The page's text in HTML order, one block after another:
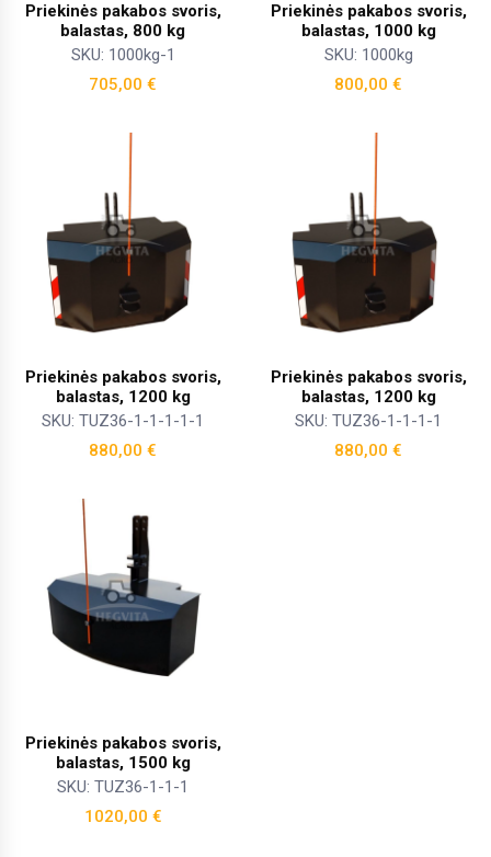
Priekinės pakabos svoris,
balastas, 800 kg
SKU: 1000kg-1
705,00 €
Priekinės pakabos svoris,
balastas, 1000 kg
SKU: 1000kg
800,00 €
Priekinės pakabos svoris,
balastas, 1200 kg
SKU: TUZ36-1-1-1-1-1
880,00 €
Priekinės pakabos svoris,
balastas, 1200 kg
SKU: TUZ36-1-1-1-1
880,00 €
Priekinės pakabos svoris,
balastas, 1500 kg
SKU: TUZ36-1-1-1
1020,00 €